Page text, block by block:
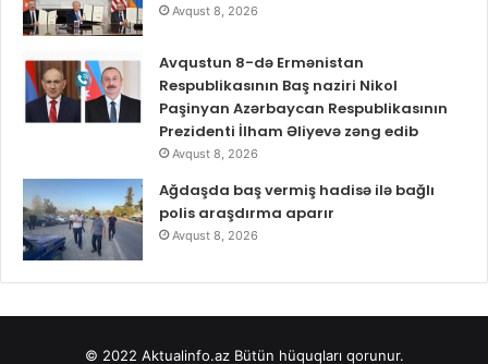
Avqust 8, 2026
Avqustun 8-də Ermənistan
Respublikasının Baş naziri Nikol
Paşinyan Azərbaycan Respublikasının
Prezidenti İlham Əliyevə zəng edib
Avqust 8, 2026
Ağdaşda baş vermiş hadisə ilə bağlı
polis araşdırma aparır
Avqust 8, 2026
© 2022 Aktualinfo.azBütün hüquqları qorunur.